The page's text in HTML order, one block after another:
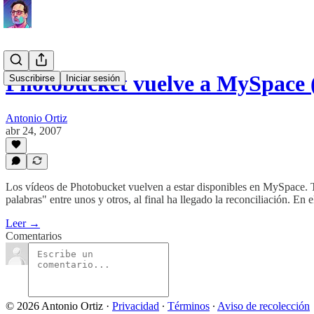
Suscribirse Iniciar sesión
Photobucket vuelve a
Antonio Ortiz
abr 24, 2007
Los vídeos de Photobucket vuelven a estar disponibles en
palabras" entre unos y otros, al final ha llegado la reconciliación. En
Leer →
Comentarios
© 2026 Antonio Ortiz · Privacidad ∙ Términos ∙ Aviso de recolección